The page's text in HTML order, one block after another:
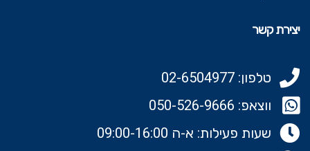
יצירת קשר
טלפון: 02-6504977
ווצאפ: 050-526-9666‬
שעות פעילות: א-ה 09:00-16:00